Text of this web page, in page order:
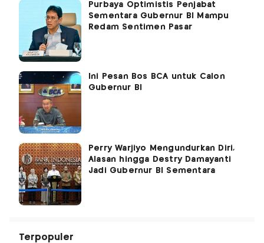
Purbaya Optimistis Penjabat
Sementara Gubernur BI Mampu
Redam Sentimen Pasar
Ini Pesan Bos BCA untuk Calon
Gubernur BI
Perry Warjiyo Mengundurkan Diri,
Alasan hingga Destry Damayanti
Jadi Gubernur BI Sementara
Terpopuler